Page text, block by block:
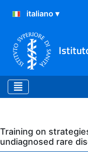
Eventi
Training on
undiagnosed rare